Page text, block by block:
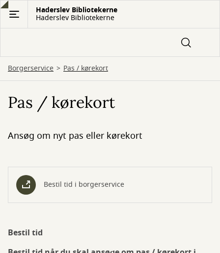
Gå
hovedindhold
Haderslev Bibliotekerne
Haderslev Bibliotekerne
Borgerservice Pas / kørekort
Pas / kørekort
Ansøg om nyt pas eller kørekort
Bestil tid i borgerservice
Bestil tid